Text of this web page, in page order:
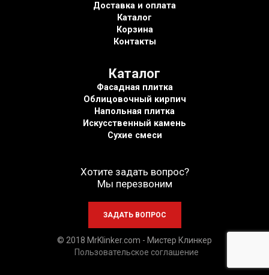
Доставка и оплата
Каталог
Корзина
Контакты
Каталог
Фасадная плитка
Облицовочный кирпич
Напольная плитка
Искусственный камень
Сухие смеси
Хотите задать вопрос?
Мы перезвоним
© 2018 MrKlinker.com - Мистер Клинкер
Пользовательское соглашение